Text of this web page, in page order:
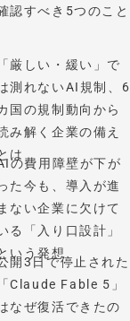
認すべき5つのこと
「厳しい・緩い」で
測れないAI規制、6
国の規制動向から
み解く企業の備え
は
の費用障壁が下が
た今も、導入が進
ない企業に欠けて
る「入り口設計」
いう発想
開3日で停止された
「Claude Fable 5」
なぜ復活できたの